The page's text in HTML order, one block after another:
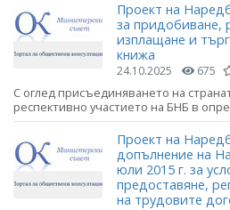
Проект на
за придобиване,
изплащане и
книжа
24.10.2025 675
С оглед присъединяването на
респективно участието на БНБ в
Проект на
допълнение на
юли 2015 г. за
предоставяне,
на трудовите